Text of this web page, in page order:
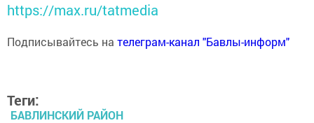
https://max.ru/tatmedia
Подписывайтесь на телеграм-канал "Бавлы-информ"
Теги:
БАВЛИНСКИЙ РАЙОН